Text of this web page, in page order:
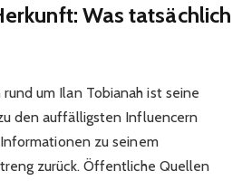
Was tatsächlich
um Ilan Tobianah ist seine
den auffälligsten Influencern
zu seinem
zurück. Öffentliche Quellen